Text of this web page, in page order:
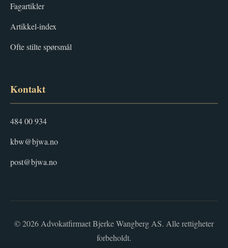
Fagartikler
Artikkel-index
Ofte stilte spørsmål
Kontakt
484 00 934
kbw@bjwa.no
post@bjwa.no
© 2026 Advokatfirmaet Bjerke Wangberg AS. Alle rettigheter
forbeholdt.